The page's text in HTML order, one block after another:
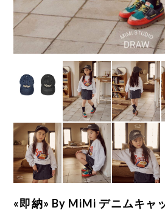
«即納» By MiMi デニムキャ